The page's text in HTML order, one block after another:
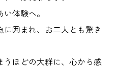
体験へ。
囲まれ、お二人とも驚き
うほどの大群に、心から感